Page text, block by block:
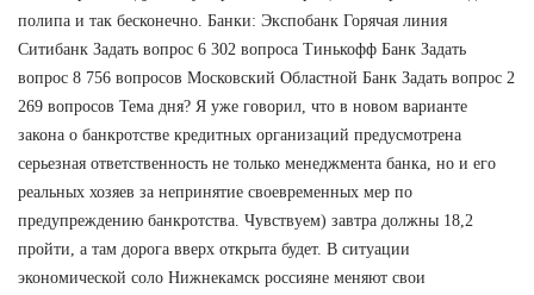
полипа и так бесконечно. Банки: Экспобанк Горячая линия
Ситибанк Задать вопрос 6 302 вопроса Тинькофф Банк Задать
вопрос 8 756 вопросов Московский Областной Банк Задать вопрос 2
269 вопросов Тема дня? Я уже говорил, что в новом варианте
закона о банкротстве кредитных организаций предусмотрена
серьезная ответственность не только менеджмента банка, но и его
реальных хозяев за непринятие своевременных мер по
предупреждению банкротства. Чувствуем) завтра должны 18,2
пройти, а там дорога вверх открыта будет. В ситуации
экономической соло Нижнекамск россияне меняют свои